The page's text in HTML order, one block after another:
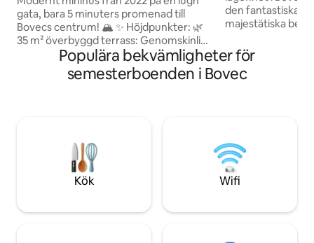
gata, bara 5 minuters promenad till
Bovecs centrum! 🏔️ ✨ Höjdpunkter: 🌿
35 m² överbyggd terrass: Genomskinligt
tak, inbyggd grill, handfat utomhus och
privat trädgård. Perfekt i regn och
solsken! 🥩 🛏️ 4 sovplatser: Mysig
(diskmaskin, ugn, mikrovågsugn). 🚿
Spabadrum: Walk-in-regndusch. En högt
betygsatt, lugn tillflyktsort för ditt
äventyr i Soča-dalen! 🦢
den fantastiska Soča-
majestätiska
utrymme
detaljer. Koppla
vardagsrummet,
basen för att
och dalens
Populära bekvämligheter för
semesterboenden i Bovec
Kök Wifi